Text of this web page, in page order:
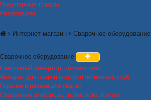
Популярные товары
Распродажа
Интернет-магазин Сварочное оборудование
Сварочное оборудование
Сварочный инвертор, полуавтомат
Аппарат для сварки полипропиленовых труб
Горелки и резаки для сварки
Сварочные электроды, проволока, прутки